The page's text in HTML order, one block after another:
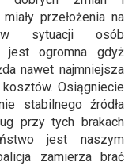
przełożenia na
sytuacji osób
jest ogromna gdyż
nawet najmniejsza
Osiągniecie
stabilnego źródła
przy tych brakach
jest naszym
zamierza brać